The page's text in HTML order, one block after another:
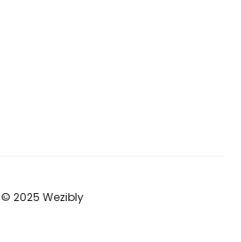
© 2025 Wezibly